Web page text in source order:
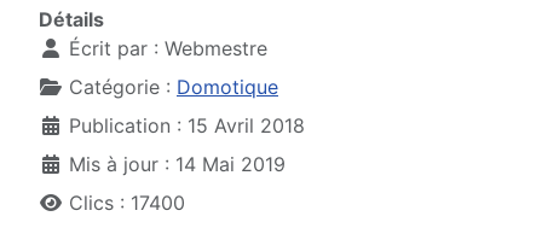
Détails
Écrit par : Webmestre
Catégorie : Domotique
Publication : 15 Avril 2018
Mis à jour : 14 Mai 2019
Clics : 17400